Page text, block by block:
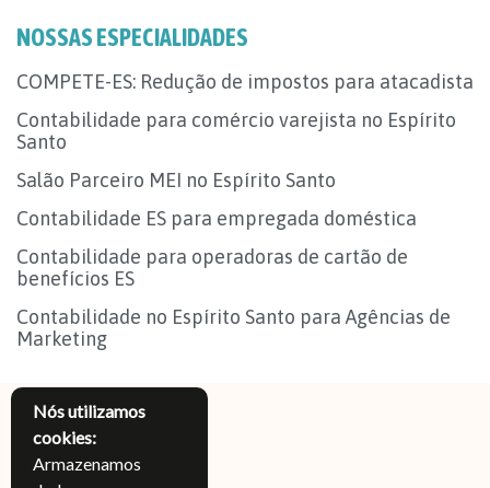
NOSSAS ESPECIALIDADES
COMPETE-ES: Redução de impostos para atacadista
Contabilidade para comércio varejista no Espírito
Santo
Salão Parceiro MEI no Espírito Santo
Contabilidade ES para empregada doméstica
Contabilidade para operadoras de cartão de
benefícios ES
Contabilidade no Espírito Santo para Agências de
Marketing
Nós utilizamos
cookies:
Armazenamos